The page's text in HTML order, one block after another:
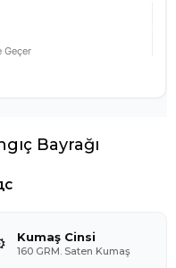
Geçer
Bayrağı
Kumaş Cinsi
160 GRM. Saten Kumaş